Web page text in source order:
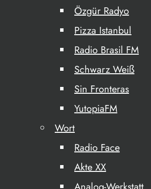
Özgür Radyo
Pizza Istanbul
Radio Brasil FM
Schwarz Weiß
Sin Fronteras
YutopiaFM
Wort
Radio Face
Akte XX